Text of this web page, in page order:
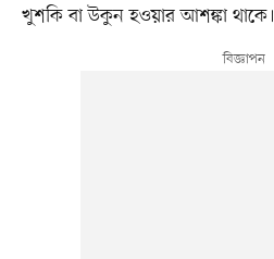
খুশকি বা উকুন হওয়ার আশঙ্কা থাকে।